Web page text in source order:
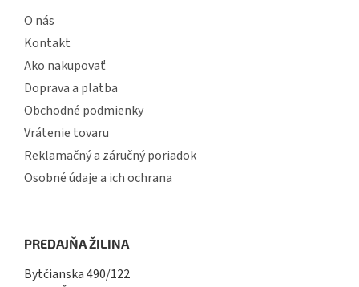
O nás
Kontakt
Ako nakupovať
Doprava a platba
Obchodné podmienky
Vrátenie tovaru
Reklamačný a záručný poriadok
Osobné údaje a ich ochrana
PREDAJŇA ŽILINA
Bytčianska 490/122